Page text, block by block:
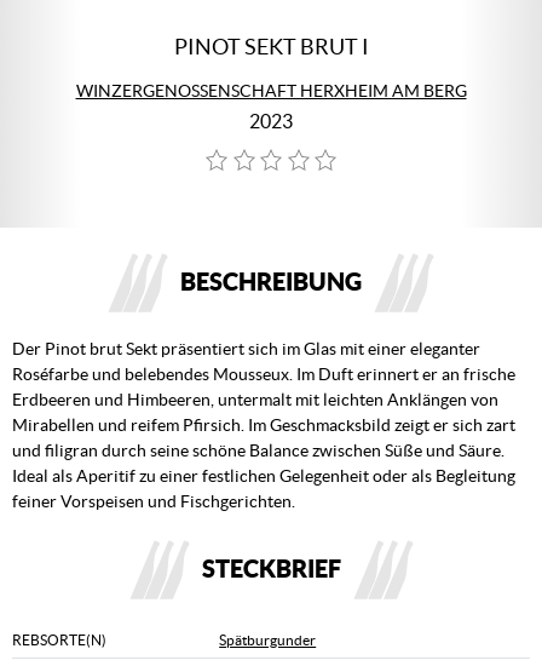
PINOT SEKT BRUT I
WINZERGENOSSENSCHAFT HERXHEIM AM BERG
2023
BESCHREIBUNG
Der Pinot brut Sekt präsentiert sich im Glas mit einer eleganter
Roséfarbe und belebendes Mousseux. Im Duft erinnert er an frische
Erdbeeren und Himbeeren, untermalt mit leichten Anklängen von
Mirabellen und reifem Pfirsich. Im Geschmacksbild zeigt er sich zart
und filigran durch seine schöne Balance zwischen Süße und Säure.
Ideal als Aperitif zu einer festlichen Gelegenheit oder als Begleitung
feiner Vorspeisen und Fischgerichten.
STECKBRIEF
REBSORTE(N) Spätburgunder